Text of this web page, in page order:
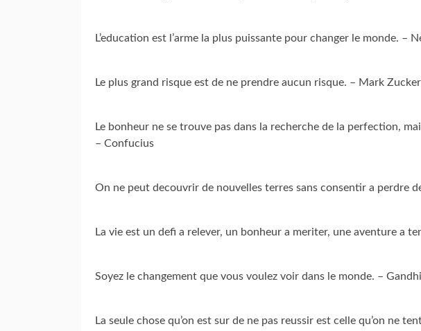
L’education est l’arme la plus puissante pour changer le monde. –
Le plus grand risque est de ne prendre aucun risque. – Mark
Le bonheur ne se trouve pas dans la recherche de la perfection,
– Confucius
On ne peut decouvrir de nouvelles terres sans consentir a perdre
La vie est un defi a relever, un bonheur a meriter, une aventure a
Soyez le changement que vous voulez voir dans le monde. – Gandhi
La seule chose qu’on est sur de ne pas reussir est celle qu’on ne